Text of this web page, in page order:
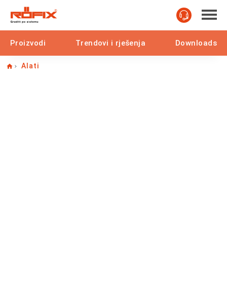
Proizvodi Trendovi i rješenja Downloads
Home
Alati